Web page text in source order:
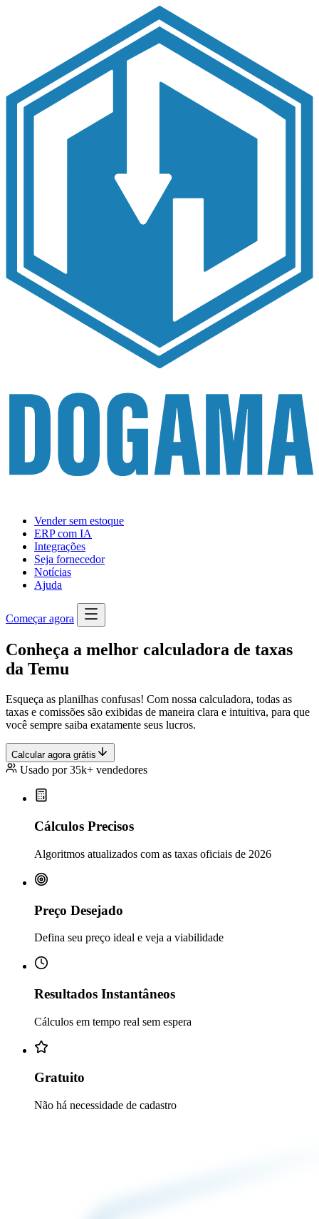
Vender sem estoque
ERP com IA
Integrações
Seja fornecedor
Notícias
Ajuda
Começar agora
Conheça a melhor calculadora de taxas
da Temu
Esqueça as planilhas confusas! Com nossa calculadora, todas as
taxas e comissões são exibidas de maneira clara e intuitiva, para que
você sempre saiba exatamente seus lucros.
Calcular agora grátis
Usado por 35k+ vendedores
Cálculos Precisos
Algoritmos atualizados com as taxas oficiais de 2026
Preço Desejado
Defina seu preço ideal e veja a viabilidade
Resultados Instantâneos
Cálculos em tempo real sem espera
Gratuito
Não há necessidade de cadastro